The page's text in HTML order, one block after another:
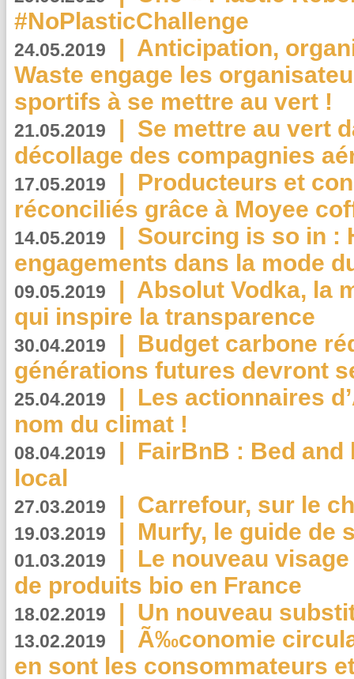
#NoPlasticChallenge
24.05.2019 | Anticipation,
Waste engage les
sportifs à se mettre au vert !
21.05.2019 | Se mettre au vert
décollage des compagnies
17.05.2019 | Producteurs et
réconciliés grâce à Moyee
14.05.2019 | Sourcing is so in :
engagements dans la mode
09.05.2019 | Absolut Vodka, la
qui inspire la transparence
30.04.2019 | Budget carbone
générations futures devront
25.04.2019 | Les actionnaires
nom du climat !
08.04.2019 | FairBnB : Bed
local
27.03.2019 | Carrefour, sur le
19.03.2019 | Murfy, le guide de
01.03.2019 | Le nouveau
de produits bio en France
18.02.2019 | Un nouveau
13.02.2019 | Ã‰conomie
en sont les consommateurs